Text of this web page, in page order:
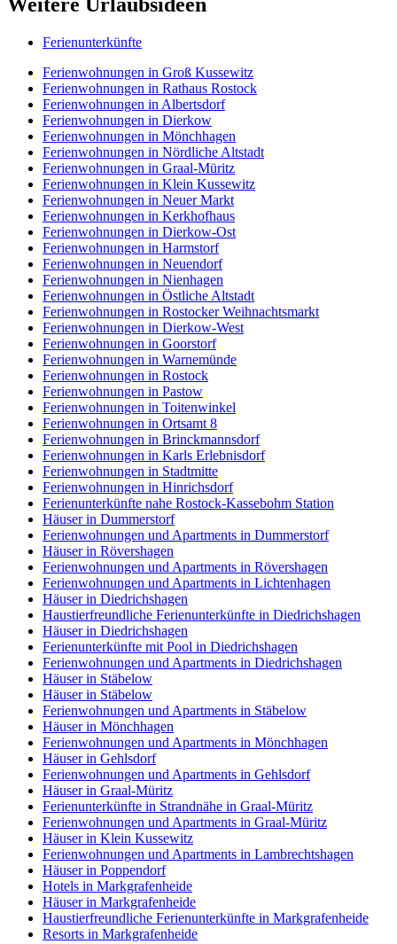
Ferienunterkünfte
Ferienwohnungen in Groß Kussewitz
Ferienwohnungen in Rathaus Rostock
Ferienwohnungen in Albertsdorf
Ferienwohnungen in Dierkow
Ferienwohnungen in Mönchhagen
Ferienwohnungen in Nördliche Altstadt
Ferienwohnungen in Graal-Müritz
Ferienwohnungen in Klein Kussewitz
Ferienwohnungen in Neuer Markt
Ferienwohnungen in Kerkhofhaus
Ferienwohnungen in Dierkow-Ost
Ferienwohnungen in Harmstorf
Ferienwohnungen in Neuendorf
Ferienwohnungen in Nienhagen
Ferienwohnungen in Östliche Altstadt
Ferienwohnungen in Rostocker Weihnachtsmarkt
Ferienwohnungen in Dierkow-West
Ferienwohnungen in Goorstorf
Ferienwohnungen in Warnemünde
Ferienwohnungen in Rostock
Ferienwohnungen in Pastow
Ferienwohnungen in Toitenwinkel
Ferienwohnungen in Ortsamt 8
Ferienwohnungen in Brinckmannsdorf
Ferienwohnungen in Karls Erlebnisdorf
Ferienwohnungen in Stadtmitte
Ferienwohnungen in Hinrichsdorf
Ferienunterkünfte nahe Rostock-Kassebohm Station
Häuser in Dummerstorf
Ferienwohnungen und Apartments in Dummerstorf
Häuser in Rövershagen
Ferienwohnungen und Apartments in Rövershagen
Ferienwohnungen und Apartments in Lichtenhagen
Häuser in Diedrichshagen
Haustierfreundliche Ferienunterkünfte in Diedrichshagen
Häuser in Diedrichshagen
Ferienunterkünfte mit Pool in Diedrichshagen
Ferienwohnungen und Apartments in Diedrichshagen
Häuser in Stäbelow
Häuser in Stäbelow
Ferienwohnungen und Apartments in Stäbelow
Häuser in Mönchhagen
Ferienwohnungen und Apartments in Mönchhagen
Häuser in Gehlsdorf
Ferienwohnungen und Apartments in Gehlsdorf
Häuser in Graal-Müritz
Ferienunterkünfte in Strandnähe in Graal-Müritz
Ferienwohnungen und Apartments in Graal-Müritz
Häuser in Klein Kussewitz
Ferienwohnungen und Apartments in Lambrechtshagen
Häuser in Poppendorf
Hotels in Markgrafenheide
Häuser in Markgrafenheide
Haustierfreundliche Ferienunterkünfte in Markgrafenheide
Resorts in Markgrafenheide